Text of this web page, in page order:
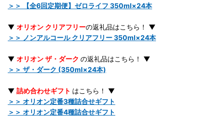
＞＞ 【全6回定期便】ゼロライフ 350ml×24本
▼ オリオン クリアフリーの返礼品はこちら！ ▼
＞＞ ノンアルコール クリアフリー 350ml×24本
▼ オリオン ザ・ダーク の返礼品はこちら！ ▼
＞＞ ザ・ダーク (350ml×24本)
▼ 詰め合わせギフト はこちら！ ▼
＞＞ オリオン定番3種詰合せギフト
＞＞ オリオン定番4種詰合せギフト